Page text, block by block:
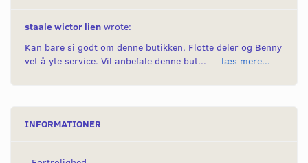
staale wictor lien wrote:
Kan bare si godt om denne butikken. Flotte deler og Benny
vet å yte service. Vil anbefale denne but... — læs mere...
INFORMATIONER